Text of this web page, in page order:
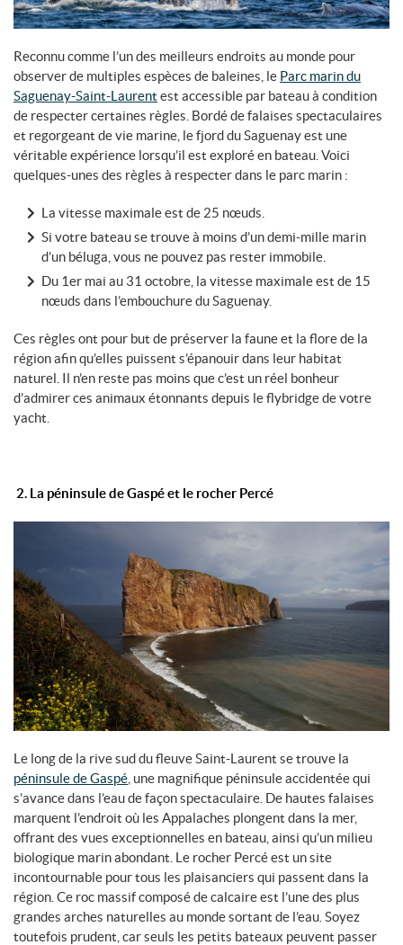
Reconnu comme l’un des meilleurs endroits au monde pour
observer de multiples espèces de baleines, le Parc marin du
Saguenay-Saint-Laurent est accessible par bateau à condition
de respecter certaines règles. Bordé de falaises spectaculaires
et regorgeant de vie marine, le fjord du Saguenay est une
véritable expérience lorsqu’il est exploré en bateau. Voici
quelques-unes des règles à respecter dans le parc marin :
La vitesse maximale est de 25 nœuds.
Si votre bateau se trouve à moins d’un demi-mille marin
d’un béluga, vous ne pouvez pas rester immobile.
Du 1er mai au 31 octobre, la vitesse maximale est de 15
nœuds dans l’embouchure du Saguenay.
Ces règles ont pour but de préserver la faune et la flore de la
région afin qu’elles puissent s’épanouir dans leur habitat
naturel. Il n’en reste pas moins que c’est un réel bonheur
d’admirer ces animaux étonnants depuis le flybridge de votre
yacht.
2. La péninsule de Gaspé et le rocher Percé
Le long de la rive sud du fleuve Saint-Laurent se trouve la
péninsule de Gaspé , une magnifique péninsule accidentée qui
s’avance dans l’eau de façon spectaculaire. De hautes falaises
marquent l’endroit où les Appalaches plongent dans la mer,
offrant des vues exceptionnelles en bateau, ainsi qu’un milieu
biologique marin abondant. Le rocher Percé est un site
incontournable pour tous les plaisanciers qui passent dans la
région. Ce roc massif composé de calcaire est l’une des plus
grandes arches naturelles au monde sortant de l’eau. Soyez
toutefois prudent, car seuls les petits bateaux peuvent passer